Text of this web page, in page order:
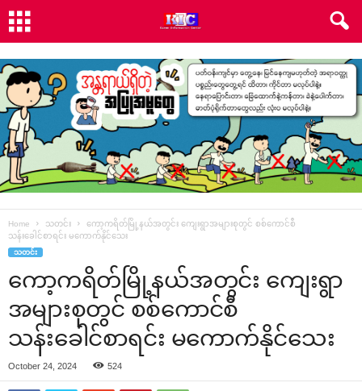
Home သတင်း
ကော့ကရိတ်မြို့နယ်အတွင်း ကျေးရွာအများစုတွင် စစ်ကောင်စီ
သန်းခေါင်စာရင်း မကောက်နိုင်သေး
သတင်း
ကော့ကရိတ်မြို့နယ်အတွင်း ကျေးရွာ
အများစုတွင် စစ်ကောင်စီ
သန်းခေါင်စာရင်း မကောက်နိုင်သေး
October 24, 2024 524